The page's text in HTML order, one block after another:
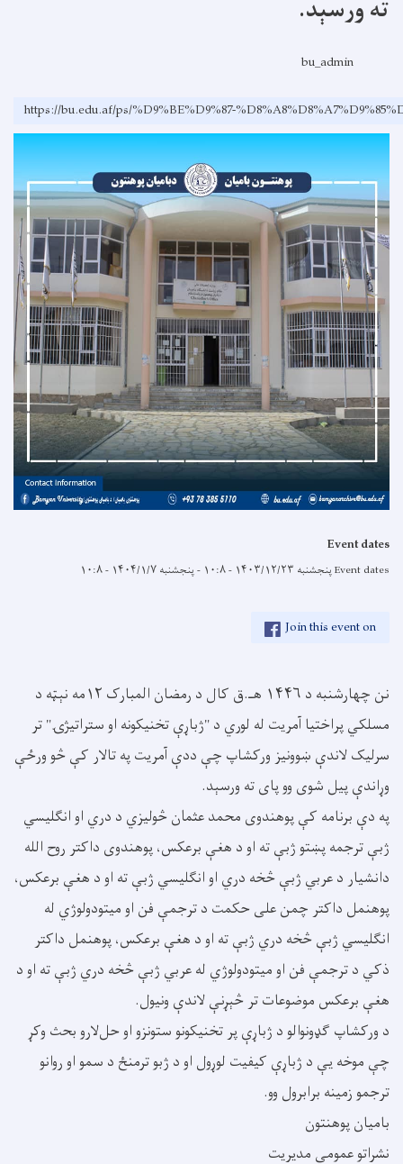
ته ورسېد.
bu_admin
https://bu.edu.af/ps/%D9%BE%D9%87-
Event dates
Event datesپنجشنبه ۱۴۰۳/۱۲/۲۳ - ۱۰:۸ -پنجشنبه ۱۴۰۴/۱/۷ - ۱۰:۸
Join this event on
نن چهارشنبه د ۱۴۴۶ هـ.ق کال د رمضان المبارک ۱۲مه نېټه د
مسلکي پراختیا آمریت له لوري د "ژباړې تخنیکونه او ستراتیژۍ" تر
سرلیک لاندې ښوونیز ورکشاپ چې ددې آمریت په تالار کې څو ورځې
وړاندې پیل شوی وو پای ته ورسېد.
په دې برنامه کې پوهندوی محمد عثمان څولیزي د دري او انګلیسي
ژبې ترجمه پښتو ژبې ته او د هغې برعکس، پوهندوی داکتر روح الله
دانشیار د عربي ژبې څخه دري او انګلیسي ژبې ته او د هغې برعکس،
پوهنمل داکتر چمن علی حکمت د ترجمې فن او میتودولوژي له
انګلیسي ژبې څخه دري ژبې ته او د هغې برعکس، پوهنمل داکتر
ذکي د ترجمې فن او میتودولوژي له عربي ژبې څخه دري ژبې ته او د
هغې برعکس موضوعات تر څېړنې لاندې ونیول.
د ورکشاپ ګډونوالو د ژباړې پر تخنیکونو ستونزو او حل‌لارو بحث وکړ
چې موخه یې د ژباړې کیفیت لوړول او د ژبو ترمنځ د سمو او روانو
ترجمو زمینه برابرول وو.
بامیان پوهنتون
نشراتو عمومي مدیریت